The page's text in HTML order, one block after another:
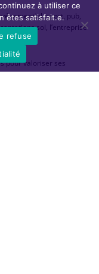
sport, pub,
sol, l’entreprise
pour valoriser ses
à utiliser ce
êtes satisfait.e.
refuse